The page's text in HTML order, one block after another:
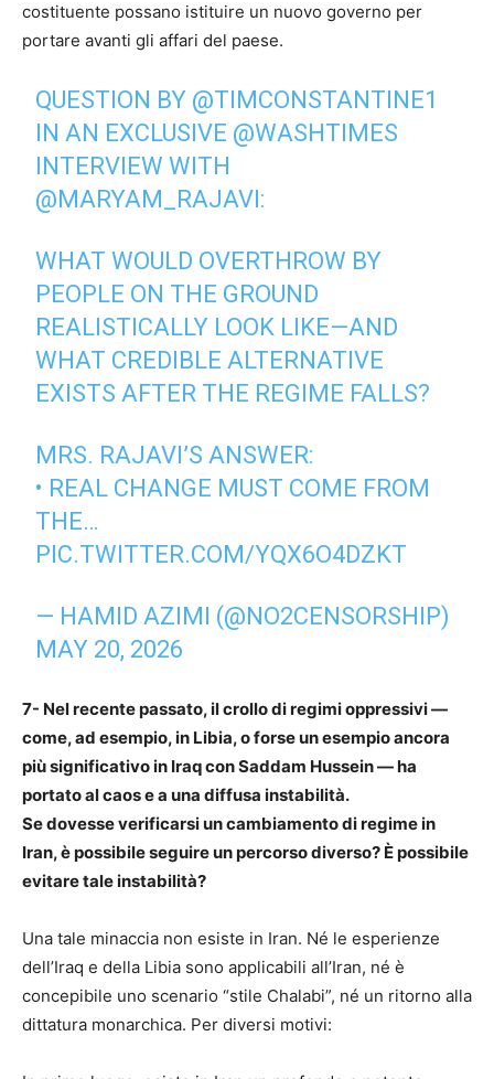
costituente possano istituire un nuovo governo per
portare avanti gli affari del paese.
QUESTION BY @TIMCONSTANTINE1
IN AN EXCLUSIVE @WASHTIMES
INTERVIEW WITH
@MARYAM_RAJAVI :
WHAT WOULD OVERTHROW BY
PEOPLE ON THE GROUND
REALISTICALLY LOOK LIKE—AND
WHAT CREDIBLE ALTERNATIVE
EXISTS AFTER THE REGIME FALLS?
MRS. RAJAVI’S ANSWER:
• REAL CHANGE MUST COME FROM
THE…
PIC.TWITTER.COM/YQX6O4DZKT
— HAMID AZIMI (@NO2CENSORSHIP)
MAY 20, 2026
7- Nel recente passato, il crollo di regimi oppressivi —
come, ad esempio, in Libia, o forse un esempio ancora
più significativo in Iraq con Saddam Hussein — ha
portato al caos e a una diffusa instabilità.
Se dovesse verificarsi un cambiamento di regime in
Iran, è possibile seguire un percorso diverso? È possibile
evitare tale instabilità?
Una tale minaccia non esiste in Iran. Né le esperienze
dell’Iraq e della Libia sono applicabili all’Iran, né è
concepibile uno scenario “stile Chalabi”, né un ritorno alla
dittatura monarchica. Per diversi motivi: